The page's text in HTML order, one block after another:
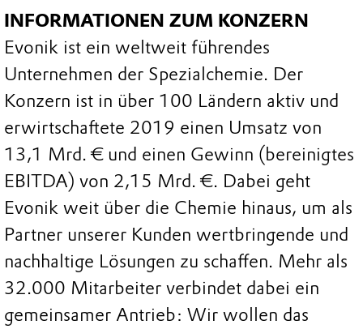
INFORMATIONEN ZUM KONZERN
Evonik ist ein weltweit führendes
Unternehmen der Spezialchemie. Der
Konzern ist in über 100 Ländern aktiv und
erwirtschaftete 2019 einen Umsatz von
13,1 Mrd. € und einen Gewinn (bereinigtes
EBITDA) von 2,15 Mrd. €. Dabei geht
Evonik weit über die Chemie hinaus, um als
Partner unserer Kunden wertbringende und
nachhaltige Lösungen zu schaffen. Mehr als
32.000 Mitarbeiter verbindet dabei ein
gemeinsamer Antrieb: Wir wollen das